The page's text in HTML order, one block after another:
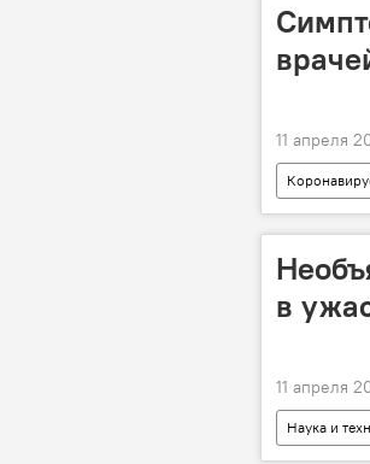
11 апреля
в
11 апреля
Наука и